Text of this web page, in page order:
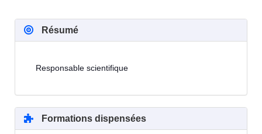
Résumé
Responsable scientifique
Formations dispensées